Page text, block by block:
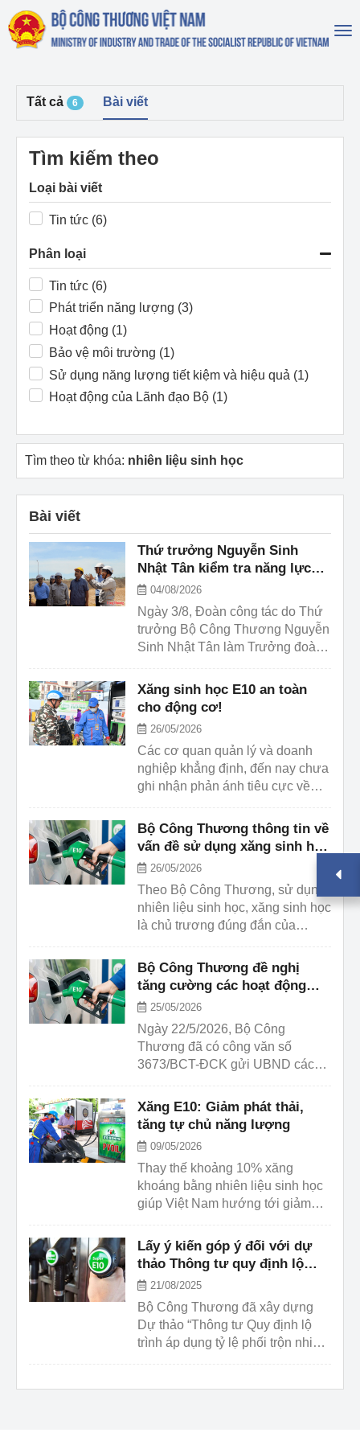
Tất cả 6 Bài viết
Tìm kiếm theo
Loại bài viết
Tin tức (6)
Phân loại
Tin tức (6)
Phát triển năng lượng (3)
Hoạt động (1)
Bảo vệ môi trường (1)
Sử dụng năng lượng tiết kiệm và hiệu quả (1)
Hoạt động của Lãnh đạo Bộ (1)
Tìm theo từ khóa: nhiên liệu sinh học
Bài viết
Thứ trưởng Nguyễn Sinh
Nhật Tân kiểm tra năng lực
sản xuất nhiên liệu sinh học
tại miền Trung
04/08/2026
Ngày 3/8, Đoàn công tác do Thứ
trưởng Bộ Công Thương Nguyễn
Sinh Nhật Tân làm Trưởng đoàn
xuất ethanol (E100) tại miền
Trung.
Xăng sinh học E10 an toàn
cho động cơ!
26/05/2026
Các cơ quan quản lý và doanh
nghiệp khẳng định, đến nay chưa
ghi nhận phản ánh tiêu cực về
với động cơ.
Bộ Công Thương thông tin về
vấn đề sử dụng xăng sinh học
E1026/05/2026
Theo Bộ Công Thương, sử dụng
nhiên liệu sinh học, xăng sinh học
là chủ trương đúng đắn của
đảm bảo an ninh năng lượng
quốc gia.
Bộ Công Thương đề nghị
tăng cường các hoạt động
truyền thông về xăng E10
25/05/2026
Ngày 22/5/2026, Bộ Công
Thương đã có công văn số
3673/BCT-ĐCK gửi UBND các
cường các hoạt động truyền
thông về xăng E10.
Xăng E10: Giảm phát thải,
tăng tự chủ năng lượng
09/05/2026
Thay thế khoảng 10% xăng
khoáng bằng nhiên liệu sinh học
giúp Việt Nam hướng tới giảm
năng lượng và giảm phát thải.
Lấy ý kiến góp ý đối với dự
thảo Thông tư quy định lộ
trình áp dụng tỷ lệ phối trộn
nhiên liệu sinh học với nhiên
liệu truyền thống tại Việt Nam
21/08/2025
Bộ Công Thương đã xây dựng
Dự thảo “Thông tư Quy định lộ
trình áp dụng tỷ lệ phối trộn nhiên